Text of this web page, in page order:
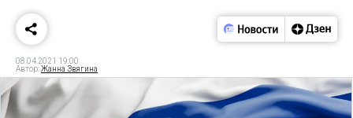
08.04.2021 19:00
Автор:Жанна Звягина